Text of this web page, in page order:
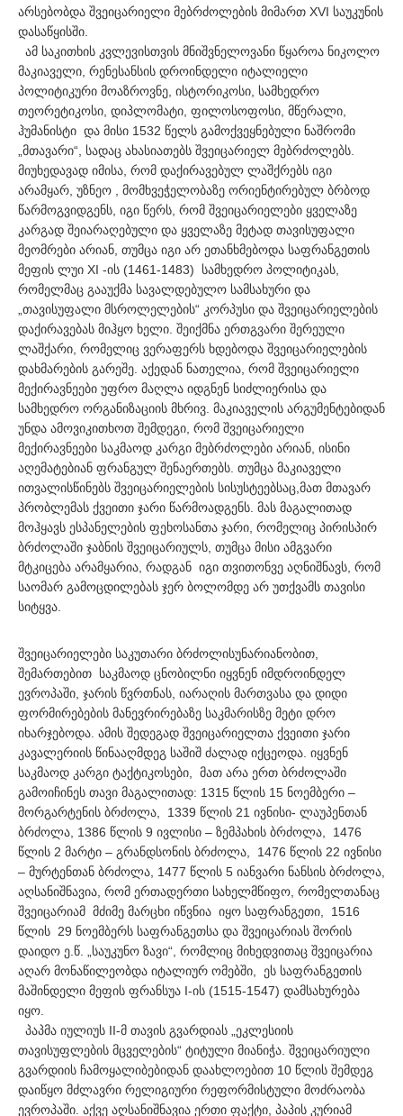
არსებობდა შვეიცარიელი მებრძოლების მიმართ XVI საუკუნის
დასაწყისში.
ამ საკითხის კვლევისთვის მნიშვნელოვანი წყაროა ნიკოლო
მაკიაველი, რენესანსის დროინდელი იტალიელი
პოლიტიკური მოაზროვნე, ისტორიკოსი, სამხედრო
თეორეტიკოსი, დიპლომატი, ფილოსოფოსი, მწერალი,
ჰუმანისტი და მისი 1532 წელს გამოქვეყნებული ნაშრომი
„მთავარი“, სადაც ახასიათებს შვეიცარიელ მებრძოლებს.
მიუხედავად იმისა, რომ დაქირავებულ ლაშქრებს იგი
არამყარ, უზნეო , მომხვეჭელობაზე ორიენტირებულ ბრბოდ
წარმოგვიდგენს, იგი წერს, რომ შვეიცარიელები ყველაზე
კარგად შეიარაღებული და ყველაზე მეტად თავისუფალი
მეომრები არიან, თუმცა იგი არ ეთანხმებოდა საფრანგეთის
მეფის ლუი XI -ის (1461-1483) სამხედრო პოლიტიკას,
რომელმაც გააუქმა სავალდებულო სამსახური და
„თავისუფალი მსროლელების“ კორპუსი და შვეიცარიელების
დაქირავებას მიჰყო ხელი. შეიქმნა ერთგვარი შერეული
ლაშქარი, რომელიც ვერაფერს ხდებოდა შვეიცარიელების
დახმარების გარეშე. აქედან ნათელია, რომ შვეიცარიელი
მექირავნეები უფრო მაღლა იდგნენ სიძლიერისა და
სამხედრო ორგანიზაციის მხრივ. მაკიაველის არგუმენტებიდან
უნდა ამოვიკითხოთ შემდეგი, რომ შვეიცარიელი
მექირავნეები საკმაოდ კარგი მებრძოლები არიან, ისინი
აღემატებიან ფრანგულ შენაერთებს. თუმცა მაკიაველი
ითვალისწინებს შვეიცარიელების სისუსტეებსაც,მათ მთავარ
პრობლემას ქვეითი ჯარი წარმოადგენს. მას მაგალითად
მოჰყავს ესპანელების ფეხოსანთა ჯარი, რომელიც პირისპირ
ბრძოლაში ჯაბნის შვეიცარიულს, თუმცა მისი ამგვარი
მტკიცება არამყარია, რადგან იგი თვითონვე აღნიშნავს, რომ
საომარ გამოცდილებას ჯერ ბოლომდე არ უთქვამს თავისი
სიტყვა.
შვეიცარიელები საკუთარი ბრძოლისუნარიანობით,
შემართებით საკმაოდ ცნობილნი იყვნენ იმდროინდელ
ევროპაში, ჯარის წვრთნას, იარაღის მართვასა და დიდი
ფორმირებების მანევრირებაზე საკმარისზე მეტი დრო
იხარჯებოდა. ამის შედეგად შვეიცარიელთა ქვეითი ჯარი
კავალერიის წინააღმდეგ საშიშ ძალად იქცეოდა. იყვნენ
საკმაოდ კარგი ტაქტიკოსები, მათ არა ერთ ბრძოლაში
გამოიჩინეს თავი მაგალითად: 1315 წლის 15 ნოემბერი –
მორგარტენის ბრძოლა, 1339 წლის 21 ივნისი- ლაუპენთან
ბრძოლა, 1386 წლის 9 ივლისი – ზემპახის ბრძოლა, 1476
წლის 2 მარტი – გრანდსონის ბრძოლა, 1476 წლის 22 ივნისი
– მურტენთან ბრძოლა, 1477 წლის 5 იანვარი ნანსის ბრძოლა,
აღსანიშნავია, რომ ერთადერთი სახელმწიფო, რომელთანაც
შვეიცარიამ მძიმე მარცხი იწვნია იყო საფრანგეთი, 1516
წლის 29 ნოემბერს საფრანგეთსა და შვეიცარიას შორის
დაიდო ე.წ. „საუკუნო ზავი“, რომლიც მიხედვითაც შვეიცარია
აღარ მონაწილეობდა იტალიურ ომებში, ეს საფრანგეთის
მაშინდელი მეფის ფრანსუა I-ის (1515-1547) დამსახურება
იყო.
პაპმა იულიუს II-მ თავის გვარდიას „ეკლესიის
თავისუფლების მცველების“ ტიტული მიანიჭა. შვეიცარიული
გვარდიის ჩამოყალიბებიდან დაახლოებით 10 წლის შემდეგ
დაიწყო მძლავრი რელიგიური რეფორმისტული მოძრაობა
ევროპაში. აქვე აღსანიშნავია ერთი ფაქტი, პაპის კურიამ